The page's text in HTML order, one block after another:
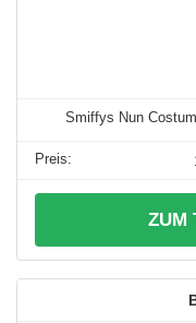
Smiffys Nun
ZUM